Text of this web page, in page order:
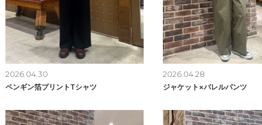
2026.04.30
ペンギン箔プリントTシャツ
2026.04.28
ジャケット×バレルパンツ